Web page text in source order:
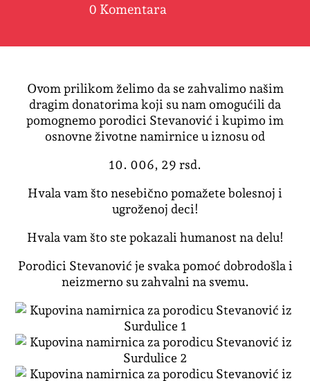
0 Komentara
Ovom prilikom želimo da se zahvalimo našim
dragim donatorima koji su nam omogućili da
pomognemo porodici Stevanović i kupimo im
osnovne životne namirnice u iznosu od
10. 006, 29 rsd.
Hvala vam što nesebično pomažete bolesnoj i
ugroženoj deci!
Hvala vam što ste pokazali humanost na delu!
Porodici Stevanović je svaka pomoć dobrodošla i
neizmerno su zahvalni na svemu.